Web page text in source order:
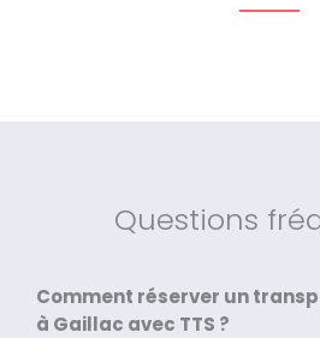
Questions
Comment réserver un
à Gaillac avec TTS ?